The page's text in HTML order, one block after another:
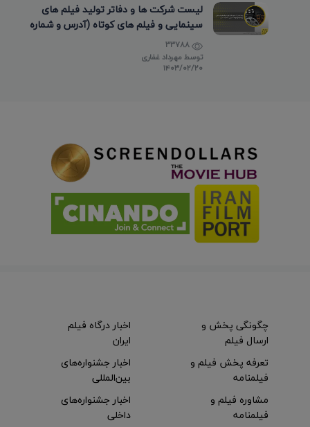
لیست شرکت ها و دفاتر تولید فیلم های
سینمایی و فیلم های کوتاه (آدرس و شماره
تماس)
توسط مهرداد غفاری
۱۴۰۳/۰۲/۲۰
چگونگی پخش و
ارسال فیلم
تعرفه پخش فیلم و
فیلمنامه
مشاوره فیلم و
فیلمنامه
اخبار درگاه فیلم
ایران
اخبار جشنواره‌های
بین‌المللی
اخبار جشنواره‌های
داخلی